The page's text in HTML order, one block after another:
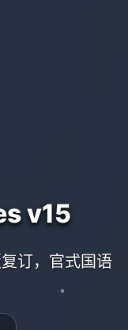
v15
订，官式国语